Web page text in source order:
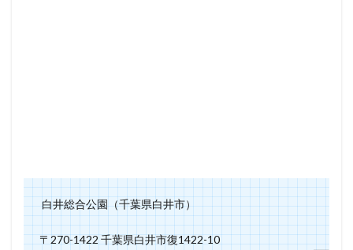
白井総合公園（千葉県白井市）
〒270-1422 千葉県白井市復1422-10